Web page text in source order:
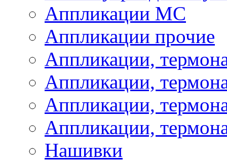
Аппликации МС
Аппликации прочие
Аппликации,
Аппликации,
Аппликации,
Аппликации,
Нашивки